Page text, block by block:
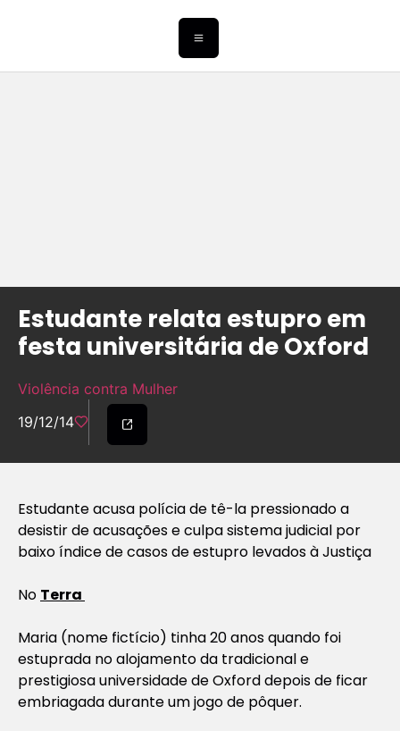
Estudante relata estupro em
festa universitária de Oxford
Violência contra Mulher
19/12/14
Estudante acusa polícia de tê-la pressionado a
desistir de acusações e culpa sistema judicial por
baixo índice de casos de estupro levados à Justiça
No Terra
Maria (nome fictício) tinha 20 anos quando foi
estuprada no alojamento da tradicional e
prestigiosa universidade de Oxford depois de ficar
embriagada durante um jogo de pôquer.